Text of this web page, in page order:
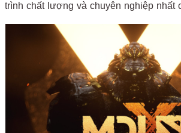
trình chất lượng và chuyên nghiệp nhất